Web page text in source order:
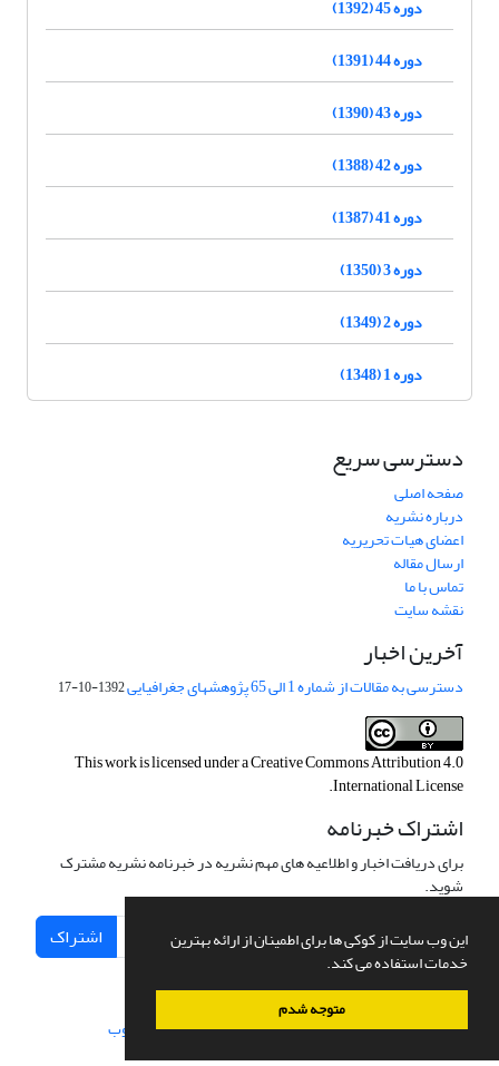
این وب سایت از کوکی ها برای اطمینان از ارائه بهترین
خدمات استفاده می کند.
متوجه شدم
دوره 45 (1392)
دوره 44 (1391)
دوره 43 (1390)
دوره 42 (1388)
دوره 41 (1387)
دوره 3 (1350)
دوره 2 (1349)
دوره 1 (1348)
دسترسی سریع
صفحه اصلی
درباره نشریه
اعضای هیات تحریریه
ارسال مقاله
تماس با ما
نقشه سایت
آخرین اخبار
دسترسی به مقالات از شماره 1 الی 65 پژوهشهای جغرافیایی 1392-10-17
This work is licensed under aCreative Commons Attribution 4.0
International License
.
اشتراک خبرنامه
برای دریافت اخبار و اطلاعیه های مهم نشریه در خبرنامه نشریه مشترک
شوید.
اشتراک
سامانه مدیریت نشریات علمی.طراحی و پیاده سازی از سیناوب